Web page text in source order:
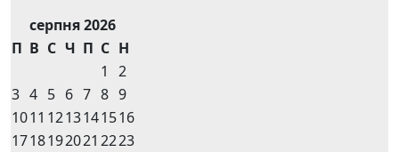
серпня 2026
П В С Ч П С Н
1
2
3 4 5 6 7 8 9
1011 1213141516
1718192021 2223